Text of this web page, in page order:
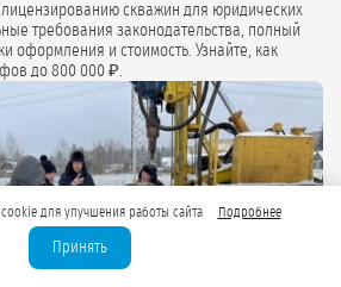
лицензированию скважин для юридических
полный
оформления и стоимость. Узнайте, как
до 800 000 ₽.
для улучшения работы сайта Подробнее
Принять